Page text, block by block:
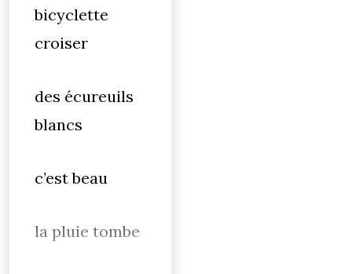
bicyclette
croiser
des écureuils
blancs
c’est beau
la pluie tombe